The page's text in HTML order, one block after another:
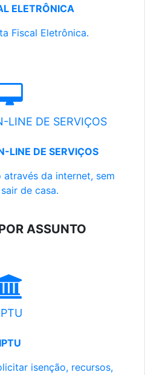
ELETRÔNICA
Fiscal Eletrônica.
LINE DE SERVIÇOS
LINE DE SERVIÇOS
da internet, sem
de casa.
ASSUNTO
IPTU
isenção, recursos,